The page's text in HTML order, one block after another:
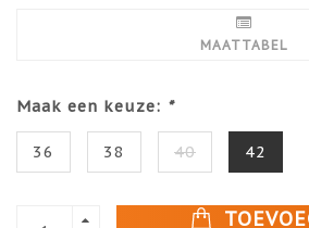
MAATTABEL
Maak een keuze: *
36 38 40 42